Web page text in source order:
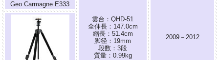
Geo Carmagne E333
雲台：QHD-51
全伸長：147.0cm
縮長：51.4cm
脚径：19mm
段数：3段
質量：0.99kg
2009－2012